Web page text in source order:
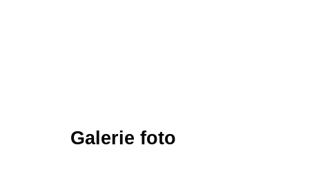
Galerie foto